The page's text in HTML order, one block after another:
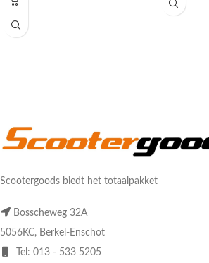
Scootergoods biedt het totaalpakket
Bosscheweg 32A
5056KC, Berkel-Enschot
Tel: 013 - 533 5205